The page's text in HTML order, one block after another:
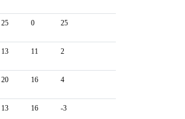
25 0 25
13 11 2
20 16 4
13 16 -3